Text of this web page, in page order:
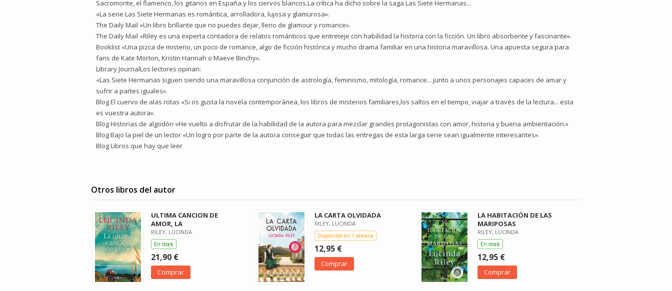
Sacromonte, el flamenco, los gitanos en España y los ciervos blancos.La crítica ha dicho sobre la saga Las Siete Hermanas...
«La serie Las Siete Hermanas es romántica, arrolladora, lujosa y glamurosa».
The Daily Mail «Un libro brillante que no puedes dejar, lleno de glamour y romance».
The Daily Mail «Riley es una experta contadora de relatos románticos que entreteje con habilidad la historia con la ficción. Un libro absorbente y fascinante».
Booklist «Una pizca de misterio, un poco de romance, algo de ficción histórica y mucho drama familiar en una historia maravillosa. Una apuesta segura para
fans de Kate Morton, Kristin Hannah o Maeve Binchy».
Library JournalLos lectores opinan:
«Las Siete Hermanas siguen siendo una maravillosa conjunción de astrología, feminismo, mitología, romance... junto a unos personajes capaces de amar y
sufrir a partes iguales».
Blog El cuervo de alas rotas «Si os gusta la novela contemporánea, los libros de misterios familiares,los saltos en el tiempo, viajar a través de la lectura... esta
es vuestra autora».
Blog Historias de algodón «He vuelto a disfrutar de la habilidad de la autora para mezclar grandes protagonistas con amor, historia y buena ambientación.»
Blog Bajo la piel de un lector «Un logro por parte de la autora conseguir que todas las entregas de esta larga serie sean igualmente interesantes».
Blog Libros que hay que leer
Otros libros del autor
ULTIMA CANCION DE
AMOR, LA
RILEY, LUCINDA
En stock
21,90 €
Comprar
LA CARTA OLVIDADA
RILEY, LUCINDA
Disponible en 1 semana
12,95 €
Comprar
LA HABITACIÓN DE LAS
MARIPOSAS
RILEY, LUCINDA
En stock
12,95 €
Comprar